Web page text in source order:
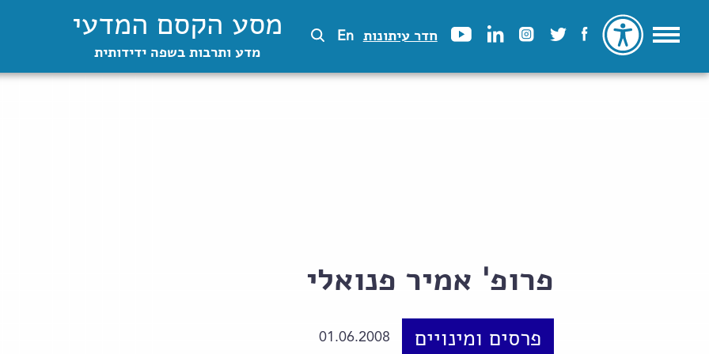
חדר עיתונות En מסע הקסם המדעי
מדע ותרבות בשפה ידידותית
פרופ' אמיר פנואלי
פרסים ומינויים 01.06.2008